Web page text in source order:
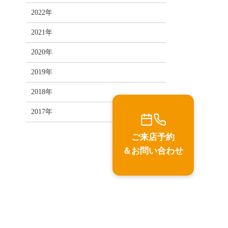
2022年
2021年
2020年
2019年
2018年
2017年
ご来店予約
＆お問い合わせ